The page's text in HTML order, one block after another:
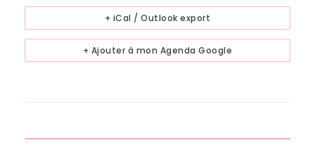
+ Ajouter à mon Agenda Google
+ iCal / Outlook export